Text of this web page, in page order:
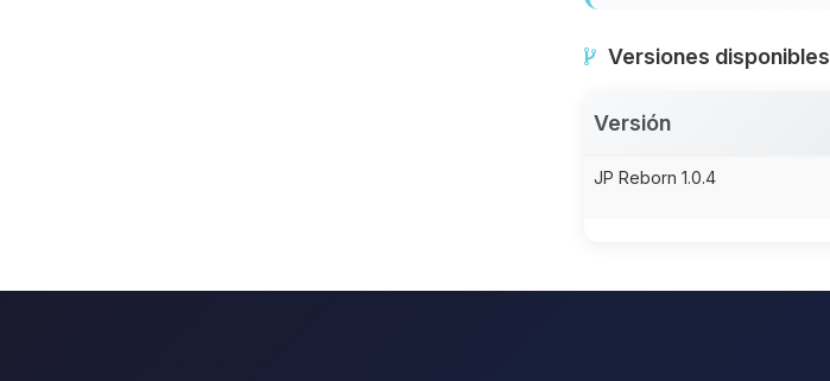
Versiones disponibles
Versión
JP Reborn 1.0.4